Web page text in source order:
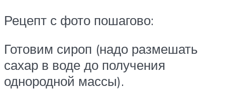
Рецепт с фото пошагово:
Готовим сироп (надо размешать
сахар в воде до получения
однородной массы).